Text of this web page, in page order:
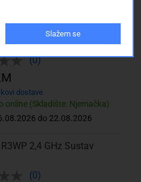
kotača 12 mm 6-
4 ST
(0)
online (Skladište: Njemačka)
do 22.08.2026
dostave
2,4 GHz Sustav
(0)
Slažem se